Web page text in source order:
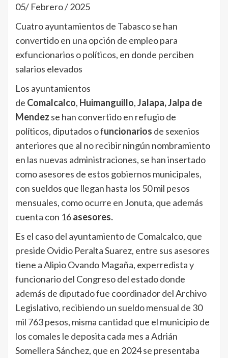
05/ Febrero / 2025
Cuatro ayuntamientos de Tabasco se han
convertido en una opción de empleo para
exfuncionarios o políticos, en donde perciben
salarios elevados
Los ayuntamientos
de Comalcalco, Huimanguillo,Jalapa,Jalpa de
Mendez se han convertido en refugio de
políticos, diputados o funcionarios de sexenios
anteriores que al no recibir ningún nombramiento
en las nuevas administraciones, se han insertado
como asesores de estos gobiernos municipales,
con sueldos que llegan hasta los 50 mil pesos
mensuales, como ocurre en Jonuta, que además
cuenta con 16asesores.
Es el caso del ayuntamiento de Comalcalco, que
preside Ovidio Peralta Suarez, entre sus asesores
tiene a Alipio Ovando Magaña, experredista y
funcionario del Congreso del estado donde
además de diputado fue coordinador del Archivo
Legislativo, recibiendo un sueldo mensual de 30
mil 763 pesos, misma cantidad que el municipio de
los comales le deposita cada mes a Adrián
Somellera Sánchez, que en 2024 se presentaba